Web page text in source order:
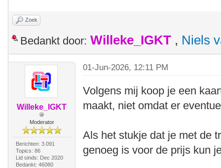
Zoek
Bedankt door: Willeke_IGKT , Niels
Willeke_IGKT
Moderator
Berichten: 3.091
Topics: 86
Lid sinds: Dec 2020
Bedankt: 46080
01-Jun-2026, 12:11 PM
Volgens mij koop je een
maakt, niet omdat er
Als het stukje dat je met de
genoeg is voor de prijs kun